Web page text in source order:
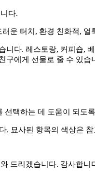
다.
운 터치, 환경 친화적, 얼
다. 레스토랑, 커피숍,
구에게 선물로 줄 수 있습
택하는 데 도움이 되
. 묘사된 항목의 색상은
드리겠습니다. 감사합니